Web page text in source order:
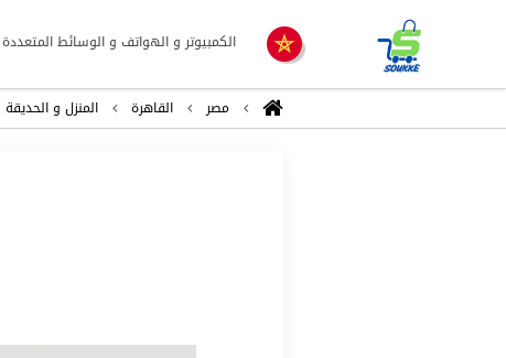
الكمبيوتر و الهواتف و الوسائط المتعددة
مصر القاهرة المنزل و الحديقة